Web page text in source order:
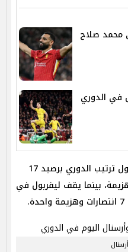
محمد صلاح
في الدوري
يحتل المركز الرابع في جدول ترتيب الدوري برصيد 17
وهزيمة، بينما يقف ليفربول في